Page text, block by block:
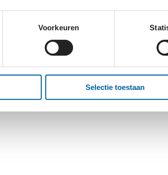
Voorkeuren
Selectie toestaan
en hun mantelzorgers te verbeteren.
en gemeenten om tot
de vragenlijst in. Ook deden 1.100